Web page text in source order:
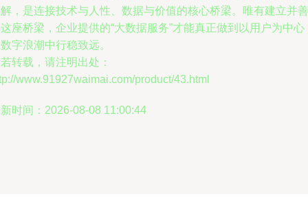
，是连接技术与人性、数据与价值的核心桥梁。唯有建立并善
座桥梁，企业提供的“大数据服务”才能真正做到以用户为中心
字浪潮中行稳致远。
转载，请注明出处：
www.91927waimai.com/product/43.html
时间：2026-08-08 11:00:44